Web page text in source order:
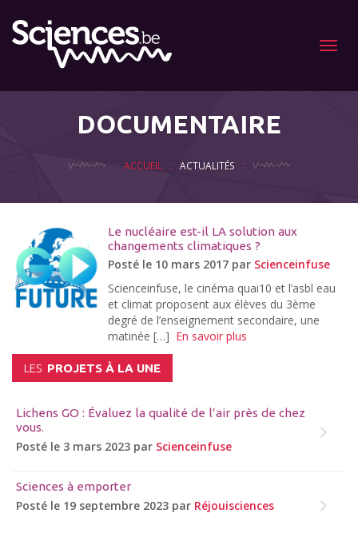
Menu
DOCUMENTAIRE
ACCUEIL ACTUALITÉS
Le nucléaire est-il LA solution aux
changements climatiques ?
Posté le 10 mars 2017 par Scienceinfuse
Scienceinfuse, le cinéma quai10 et l’asbl eau
et climat proposent aux élèves du 3ème
degré de l’enseignement secondaire, une
matinée […] En savoir plus
LES PROJETS À LA UNE
Lichens GO : Évaluez la qualité de l’air près de chez
vous.
Posté le 3 mars 2023 par Scienceinfuse
Sciences à emporter
Posté le 19 septembre 2023 par Réjouisciences